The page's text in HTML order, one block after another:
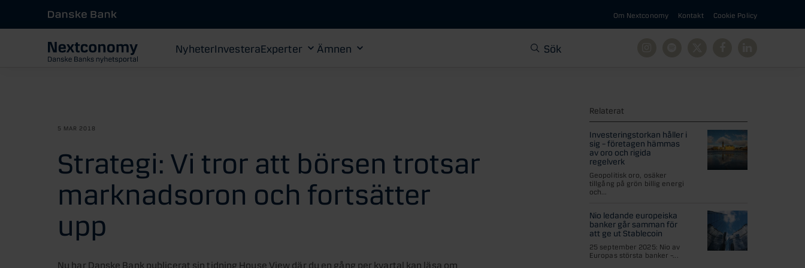
Om Nextconomy Kontakt Cookie Policy
NyheterInvesteraExperter Ämnen Sök
5 MAR 2018
Strategi: Vi tror att börsen trotsar
marknadsoron och fortsätter
upp
Nu har Danske Bank publicerat sin tidning House View där du en gång per kvartal kan läsa om
Relaterat
Investeringstorkan håller i
sig – företagen hämmas
av oro och rigida
regelverk
Geopolitisk oro, osäker
tillgång på grön billig energi
och...
Nio ledande europeiska
banker går samman för
att ge ut Stablecoin
25 september 2025: Nio av
Europas största banker –...